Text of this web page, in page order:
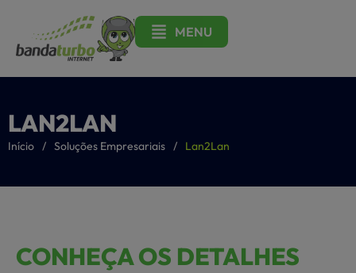
MENU
LAN2LAN
Início / Soluções Empresariais / Lan2Lan
CONHEÇA OS DETALHES